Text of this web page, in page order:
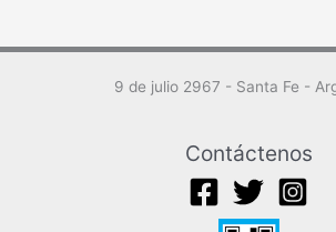
9 de julio 2967 - Santa Fe -
Contáctenos